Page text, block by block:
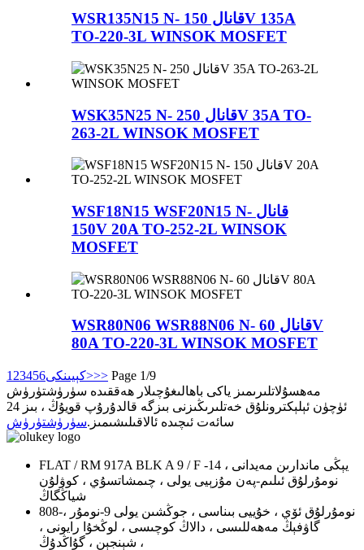
WSR135N15 N- قانال 150V 135A
TO-220-3L WINSOK MOSFET
WSK35N25 N- قانال 250V 35A TO-
263-2L WINSOK MOSFET
WSF18N15 WSF20N15 N- قانال
150V 20A TO-252-2L WINSOK
MOSFET
WSR80N06 WSR88N06 N- قانال 60V
80A TO-220-3L WINSOK MOSFET
1 23456 كېيىنكى>>> Page 1/9
مەھسۇلاتلىرىمىز ياكى باھالىغۇچىلار ھەققىدە سۈرۈشتۈرۈش
ئۈچۈن ئېلېكترونلۇق خەتلىرىڭىزنى بىزگە قالدۇرۇپ قويۇڭ ، بىز 24
سائەت ئىچىدە ئالاقىلىشىمىز.سۈرۈشتۈرۈش
FLAT / RM 917A BLK A 9 / F يېڭى ماندارىن مەيدانى ، 14-
نومۇرلۇق ئىلىم-پەن مۇزېيى يولى ، چىمشاتسۇي ، كوۋلۇن
شياڭگاڭ
808-نومۇرلۇق ئۆي ، خۇييى بىناسى ، جوڭشىن يولى 9-نومۇر ،
گاۋفېڭ مەھەللىسى ، دالاڭ كوچىسى ، لوڭخۇا رايونى ،
شېنجېن ، گۇاڭدۇڭ ،